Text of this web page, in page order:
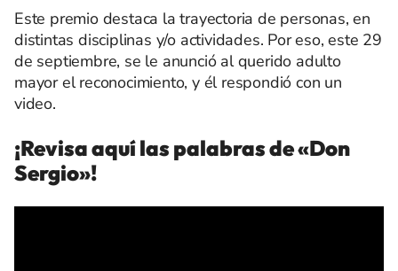
Este premio destaca la trayectoria de personas, en
distintas disciplinas y/o actividades. Por eso, este 29
de septiembre, se le anunció al querido adulto
mayor el reconocimiento, y él respondió con un
video.
¡Revisa aquí las palabras de «Don
Sergio»!